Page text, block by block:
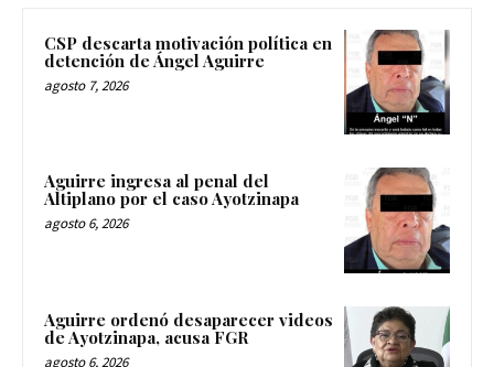
CSP descarta motivación política en
detención de Ángel Aguirre
agosto 7, 2026
Aguirre ingresa al penal del
Altiplano por el caso Ayotzinapa
agosto 6, 2026
Aguirre ordenó desaparecer videos
de Ayotzinapa, acusa FGR
agosto 6, 2026